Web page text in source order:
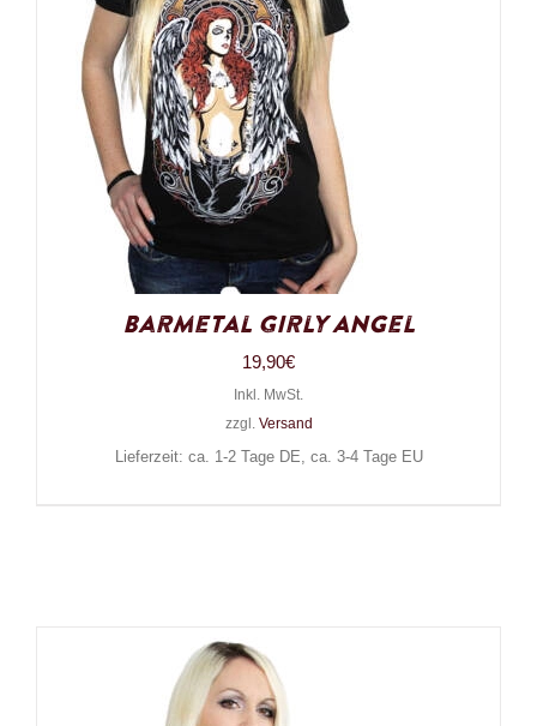
Barmetal Girly Angel
19,90€
Inkl. MwSt.
zzgl. Versand
Lieferzeit: ca. 1-2 Tage DE, ca. 3-4 Tage EU